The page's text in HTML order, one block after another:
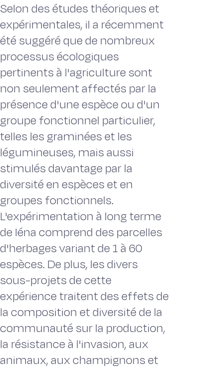
Selon des études théoriques et
expérimentales, il a récemment
été suggéré que de nombreux
processus écologiques
pertinents à l'agriculture sont
non seulement affectés par la
présence d'une espèce ou d'un
groupe fonctionnel particulier,
telles les graminées et les
légumineuses, mais aussi
stimulés davantage par la
diversité en espèces et en
groupes fonctionnels.
L'expérimentation à long terme
de Iéna comprend des parcelles
d'herbages variant de 1 à 60
espèces. De plus, les divers
sous-projets de cette
expérience traitent des effets de
la composition et diversité de la
communauté sur la production,
la résistance à l'invasion, aux
animaux, aux champignons et